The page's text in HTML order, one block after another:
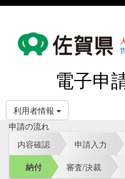
電子申
利用者情報
申請の流れ
内容確認
申請入力
納付
審査/決裁